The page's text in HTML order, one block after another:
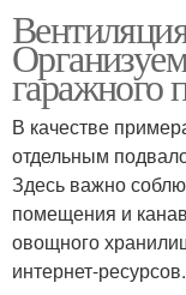
гаражного
В качестве
отдельным
Здесь важно
помещения и
овощного
интернет-ресурсов.